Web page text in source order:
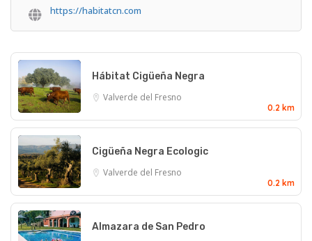
https://habitatcn.com
Hábitat Cigüeña Negra
Valverde del Fresno
0.2 km
Cigüeña Negra Ecologic
Valverde del Fresno
0.2 km
Almazara de San Pedro